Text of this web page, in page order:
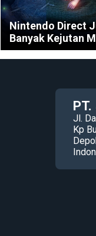
Nintendo Direct
Banyak Kejutan
Jl.
Kp